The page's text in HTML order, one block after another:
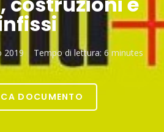
2019 Tempo di lettura: 6 minutes
DOCUMENTO